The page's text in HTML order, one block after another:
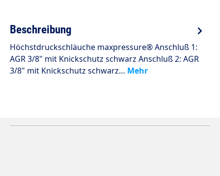
Beschreibung
Höchstdruckschläuche maxpressure® Anschluß 1:
AGR 3/8" mit Knickschutz schwarz Anschluß 2: AGR
3/8" mit Knickschutz schwarz… Mehr